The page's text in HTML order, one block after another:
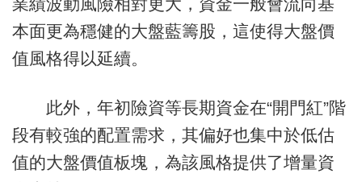
本面更為穩健的大盤藍籌股，這使得大盤價
值風格得以延續。
此外，年初險資等長期資金在“開門紅”階
段有較強的配置需求，其偏好也集中於低估
值的大盤價值板塊，為該風格提供了增量資